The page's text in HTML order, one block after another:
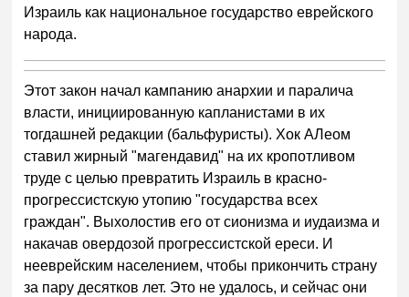
Израиль как национальное государство еврейского
народа.
Этот закон начал кампанию анархии и паралича
власти, инициированную капланистами в их
тогдашней редакции (бальфуристы). Хок АЛеом
ставил жирный "магендавид" на их кропотливом
труде с целью превратить Израиль в красно-
прогрессистскую утопию "государства всех
граждан". Выхолостив его от сионизма и иудаизма и
накачав овердозой прогрессистской ереси. И
нееврейским населением, чтобы прикончить страну
за пару десятков лет. Это не удалось, и сейчас они